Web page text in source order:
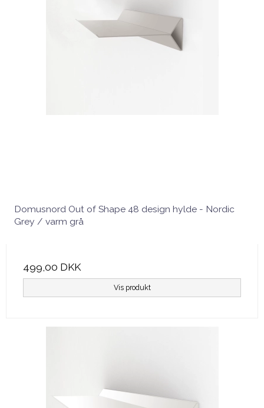
Domusnord Out of Shape 48 design hylde - Nordic
Grey / varm grå
499,00 DKK
Vis produkt